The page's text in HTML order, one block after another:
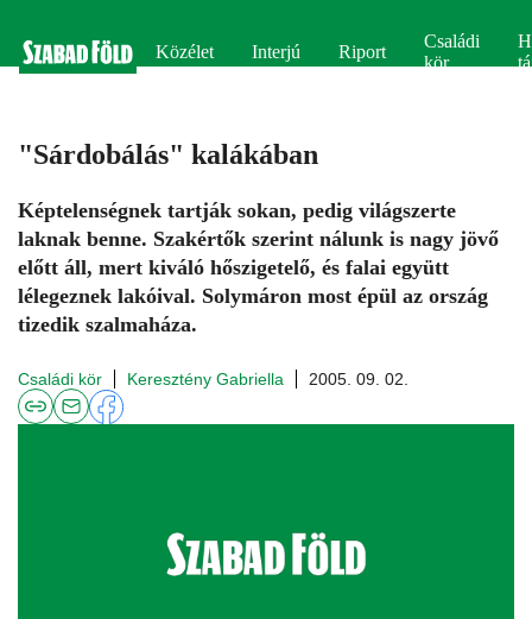
Közélet Interjú Riport
Családi
kör
"Sárdobálás" kalákában
Képtelenségnek tartják sokan, pedig világszerte
laknak benne. Szakértők szerint nálunk is nagy jövő
előtt áll, mert kiváló hőszigetelő, és falai együtt
lélegeznek lakóival. Solymáron most épül az ország
tizedik szalmaháza.
Családi kör Keresztény Gabriella 2005. 09. 02.